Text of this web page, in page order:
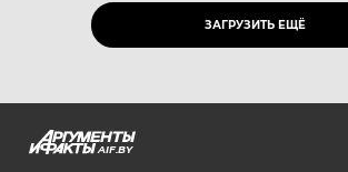
ЗАГРУЗИТЬ ЕЩЁ
AIF.BY